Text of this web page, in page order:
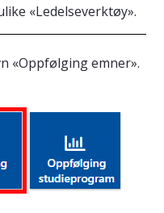
«Ledelseverktøy».
«Oppfølging emner».